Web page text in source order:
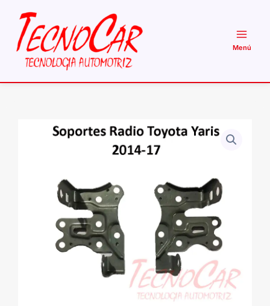
contenido
Soporte